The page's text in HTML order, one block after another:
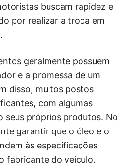
buscam rapidez e
por realizar a troca em
geralmente possuem
e a promessa de um
disso, muitos postos
com algumas
seus próprios produtos. No
garantir que o óleo e o
às especificações
fabricante do veículo.